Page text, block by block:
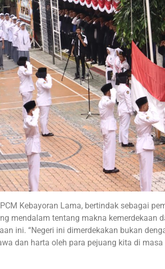
Kebayoran Lama, bertindak sebagai
mendalam tentang makna kemerdekaan
ini. “Negeri ini dimerdekakan bukan
dan harta oleh para pejuang kita di